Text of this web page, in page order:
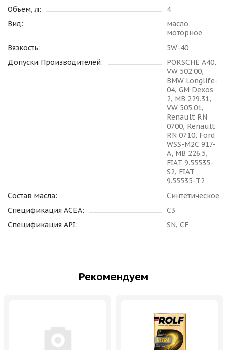
Объем, л:
4
Вид:
масло
моторное
Вязкость:
5W-40
Допуски Производителей:
PORSCHE A40,
VW 502.00,
BMW Longlife-
04, GM Dexos
2, MB 229.31,
VW 505.01,
Renault RN
0700, Renault
RN 0710, Ford
WSS-M2C 917-
A, MB 226.5,
FIAT 9.55535-
S2, FIAT
9.55535-T2
Состав масла:
Синтетическое
Спецификация ACEA:
C3
Спецификация API:
SN, CF
Рекомендуем